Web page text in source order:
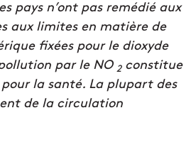
pays n’ont pas remédié aux
aux limites en matière de
fixées pour le dioxyde
par le NO 2constitue
la santé. La plupart des
de la circulation